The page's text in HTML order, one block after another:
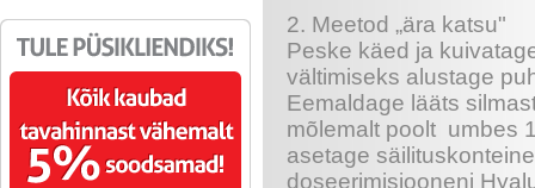
2. Meetod „ära katsu"
Peske käed ja
vältimiseks alustage
Eemaldage lääts
mõlemalt poolt umbes
asetage
doseerimisjooneni